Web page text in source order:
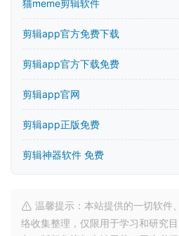
猫meme剪辑软件
剪辑app官方免费下载
剪辑app官方下载免费
剪辑app官网
剪辑app正版免费
剪辑神器软件 免费
温馨提示：本站提供的一切软件
络收集整理，仅限用于学习和研究